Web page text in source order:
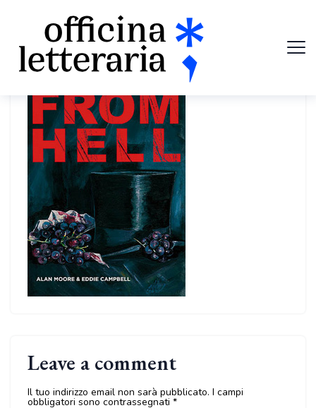
Leave a comment
Il tuo indirizzo email non sarà pubblicato. I campi
obbligatori sono contrassegnati *